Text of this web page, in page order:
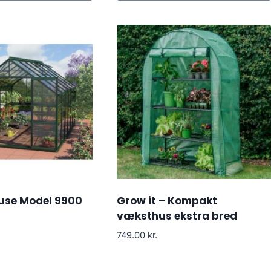
Model 9900
Grow it – Kompakt
væksthus ekstra bred
749.00 kr.